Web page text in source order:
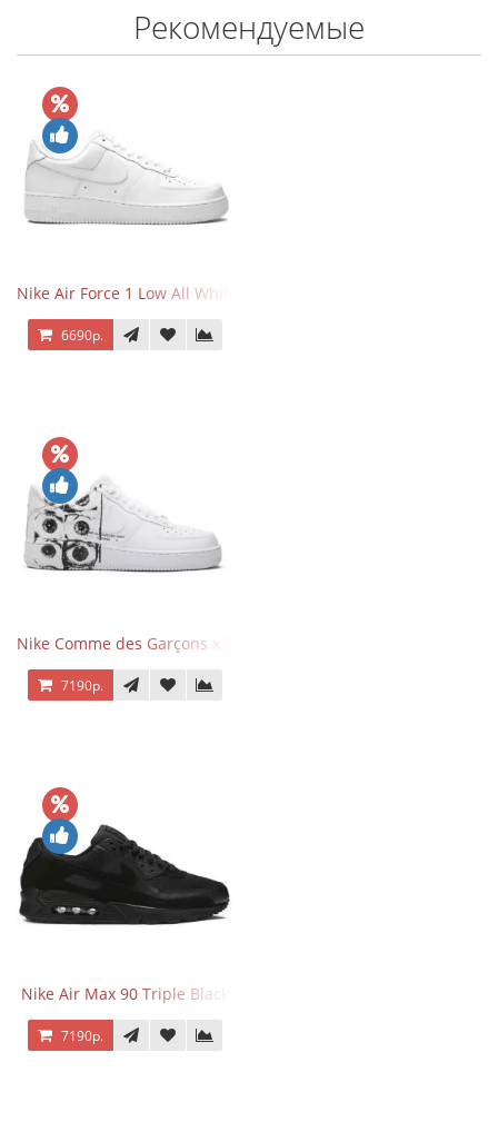
Рекомендуемые
Nike Air Force 1 Low All White
6690р.
Nike Comme des Garçons x Supreme x Air Force 1 Low Eyes
7190р.
Nike Air Max 90 Triple Black
7190р.